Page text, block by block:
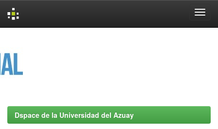
Dspace de la Universidad del Azuay